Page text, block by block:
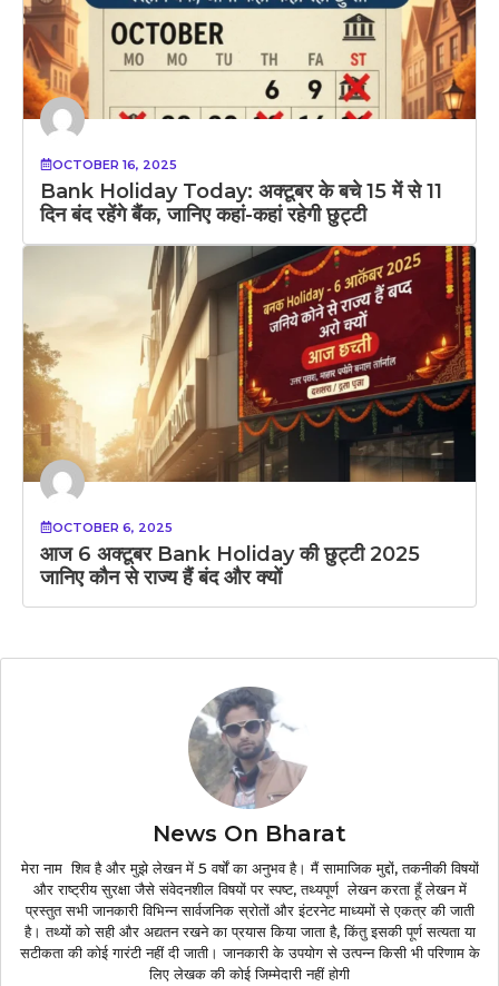
OCTOBER 16, 2025
Bank Holiday Today: अक्टूबर के बचे 15 में से 11
दिन बंद रहेंगे बैंक, जानिए कहां-कहां रहेगी छुट्टी
OCTOBER 6, 2025
आज 6 अक्टूबर Bank Holiday की छुट्टी 2025
जानिए कौन से राज्य हैं बंद और क्यों
News On Bharat
मेरा नाम शिव है और मुझे लेखन में 5 वर्षों का अनुभव है। मैं सामाजिक मुद्दों, तकनीकी विषयों
और राष्ट्रीय सुरक्षा जैसे संवेदनशील विषयों पर स्पष्ट, तथ्यपूर्ण लेखन करता हूँ लेखन में
प्रस्तुत सभी जानकारी विभिन्न सार्वजनिक स्रोतों और इंटरनेट माध्यमों से एकत्र की जाती
है। तथ्यों को सही और अद्यतन रखने का प्रयास किया जाता है, किंतु इसकी पूर्ण सत्यता या
सटीकता की कोई गारंटी नहीं दी जाती। जानकारी के उपयोग से उत्पन्न किसी भी परिणाम के
लिए लेखक की कोई जिम्मेदारी नहीं होगी